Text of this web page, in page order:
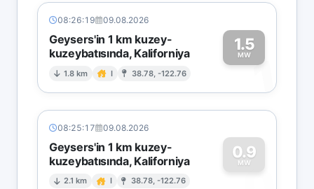
08:26:19 09.08.2026
Geysers'in 1 km kuzey-
kuzeybatısında, Kaliforniya
1.8 km I 38.78, -122.76
1.5
MW1
08:25:17 09.08.2026
Geysers'in 1 km kuzey-
kuzeybatısında, Kaliforniya
2.1 km I 38.78, -122.76
0.9
MW